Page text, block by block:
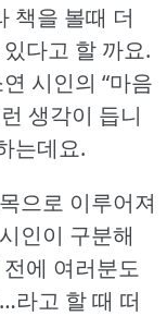
책을 볼때 더
다고 할 까요.
시인의 “마음
생각이 듭니
는데요.
으로 이루어져
인이 구분해
에 여러분도
라고 할 때 떠